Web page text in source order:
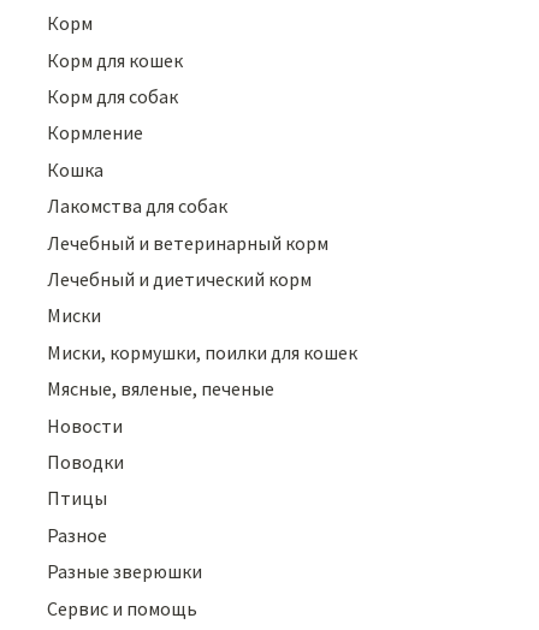
Корм
Корм для кошек
Корм для собак
Кормление
Кошка
Лакомства для собак
Лечебный и ветеринарный корм
Лечебный и диетический корм
Миски
Миски, кормушки, поилки для кошек
Мясные, вяленые, печеные
Новости
Поводки
Птицы
Разное
Разные зверюшки
Сервис и помощь